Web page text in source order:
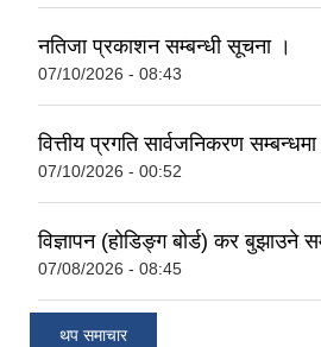
नतिजा प्रकाशन सम्बन्धी सूचना ।
07/10/2026 - 08:43
वित्तीय प्रगति सार्वजनिकरण
07/10/2026 - 00:52
विज्ञापन (होडिङ्ग बोर्ड) कर बुझाउने
07/08/2026 - 08:45
थप समाचार